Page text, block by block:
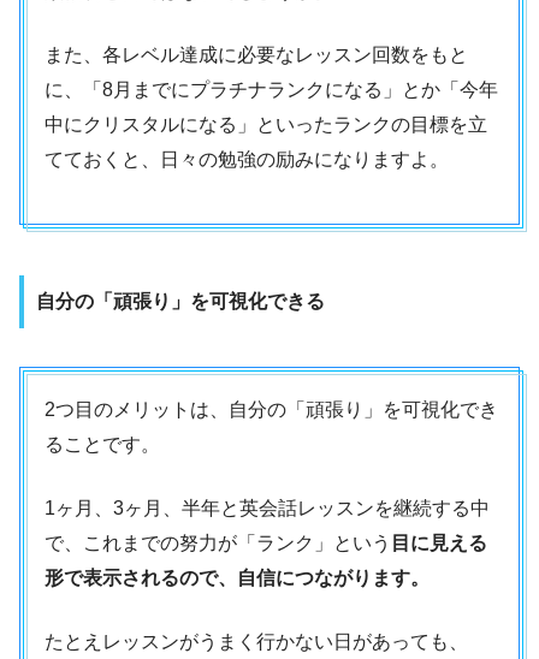
また、各レベル達成に必要なレッスン回数をもと
に、「8月までにプラチナランクになる」とか「今年
中にクリスタルになる」といったランクの目標を立
てておくと、日々の勉強の励みになりますよ。
自分の「頑張り」を可視化できる
2つ目のメリットは、自分の「頑張り」を可視化でき
ることです。
1ヶ月、3ヶ月、半年と英会話レッスンを継続する中
で、これまでの努力が「ランク」という 目に見える
形で表示されるので、自信につながります。
たとえレッスンがうまく行かない日があっても、